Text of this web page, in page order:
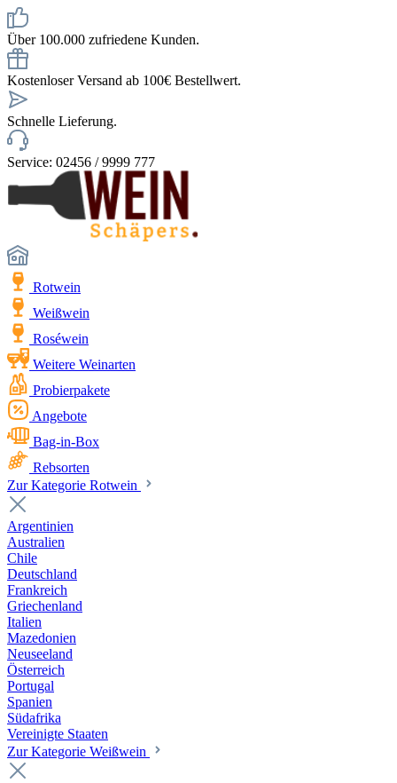
Über 100.000 zufriedene Kunden.
Kostenloser Versand ab 100€ Bestellwert.
Schnelle Lieferung.
Service: 02456 / 9999 777
Rotwein
Weißwein
Roséwein
Weitere Weinarten
Probierpakete
Angebote
Bag-in-Box
Rebsorten
Zur Kategorie Rotwein
Argentinien
Australien
Chile
Deutschland
Frankreich
Griechenland
Italien
Mazedonien
Neuseeland
Österreich
Portugal
Spanien
Südafrika
Vereinigte Staaten
Zur Kategorie Weißwein